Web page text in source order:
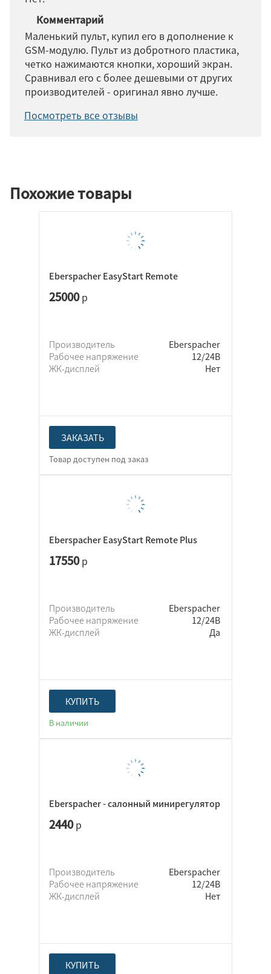
Комментарий
Маленький пульт, купил его в дополнение к
GSM-модулю. Пульт из добротного пластика,
четко нажимаются кнопки, хороший экран.
Сравнивал его с более дешевыми от других
производителей - оригинал явно лучше.
Посмотреть все отзывы
Похожие товары
Eberspacher EasyStart Remote
25000р
Производитель
Eberspacher
Рабочее напряжение
12/24В
ЖК-дисплей
Нет
ЗАКАЗАТЬ
Eberspacher EasyStart Remote Plus
17550р
Производитель
Eberspacher
Рабочее напряжение
12/24В
ЖК-дисплей
Да
КУПИТЬ
В наличии
Eberspacher - салонный минирегулятор
2440р
Производитель
Eberspacher
Рабочее напряжение
12/24В
ЖК-дисплей
Нет
КУПИТЬ